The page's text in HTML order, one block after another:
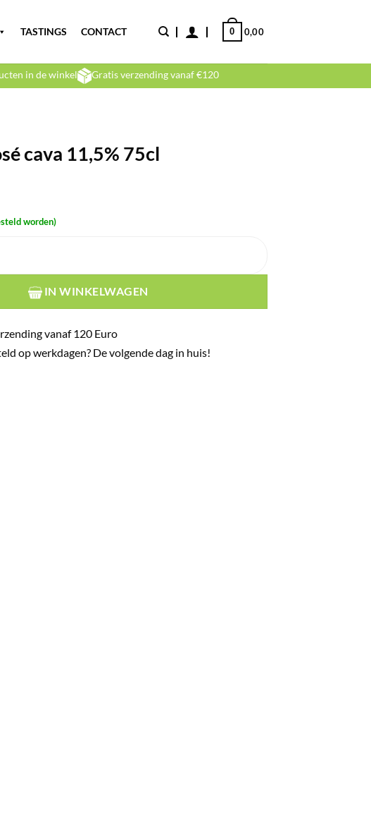
TASTINGS CONTACT 0,00
0
in de winkel Gratis verzending vanaf €120
cava 11,5% 75cl
worden)
75cl aantal
IN WINKELWAGEN
vanaf 120 Euro
op werkdagen? De volgende dag in huis!